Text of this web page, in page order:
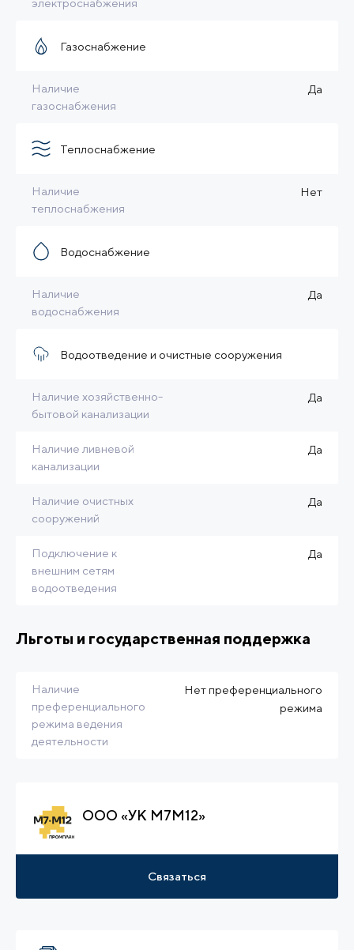
электроснабжения
Газоснабжение
Наличие
газоснабжения
Да
Теплоснабжение
Наличие
теплоснабжения
Нет
Водоснабжение
Наличие
водоснабжения
Да
Водоотведение и очистные сооружения
Наличие хозяйственно-
бытовой канализации
Да
Наличие ливневой
канализации
Да
Наличие очистных
сооружений
Да
Подключение к
внешним сетям
водоотведения
Да
Льготы и государственная поддержка
Наличие
преференциального
режима ведения
деятельности
Нет преференциального
режима
ООО «УК М7М12»
Связаться